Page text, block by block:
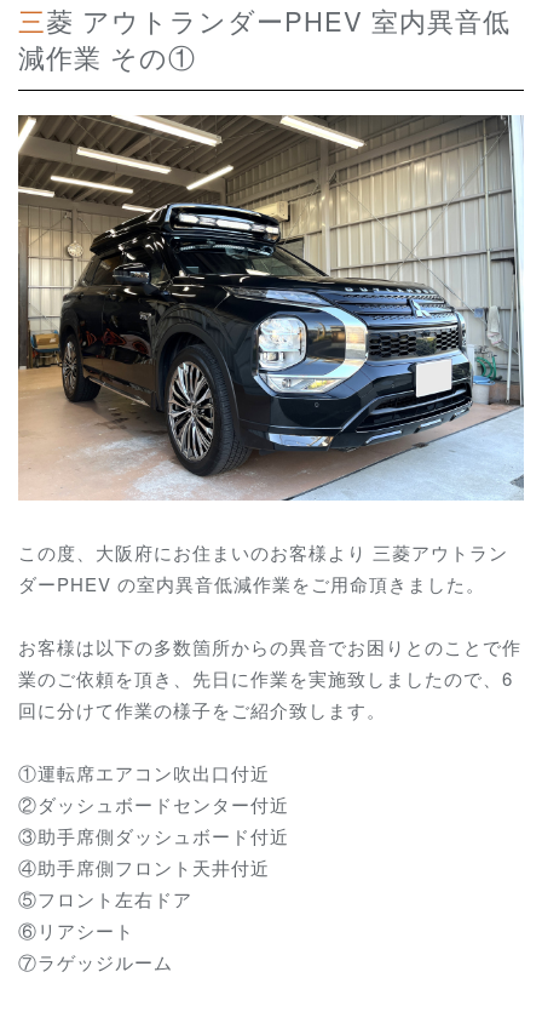
三菱 アウトランダーPHEV 室内異音低
減作業 その①
この度、大阪府にお住まいのお客様より 三菱アウトラン
ダーPHEV の室内異音低減作業をご用命頂きました。
お客様は以下の多数箇所からの異音でお困りとのことで作
業のご依頼を頂き、先日に作業を実施致しましたので、6
回に分けて作業の様子をご紹介致します。
①運転席エアコン吹出口付近
②ダッシュボードセンター付近
③助手席側ダッシュボード付近
④助手席側フロント天井付近
⑤フロント左右ドア
⑥リアシート
⑦ラゲッジルーム